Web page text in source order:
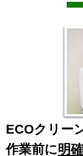
ECOクリー
作業前に明